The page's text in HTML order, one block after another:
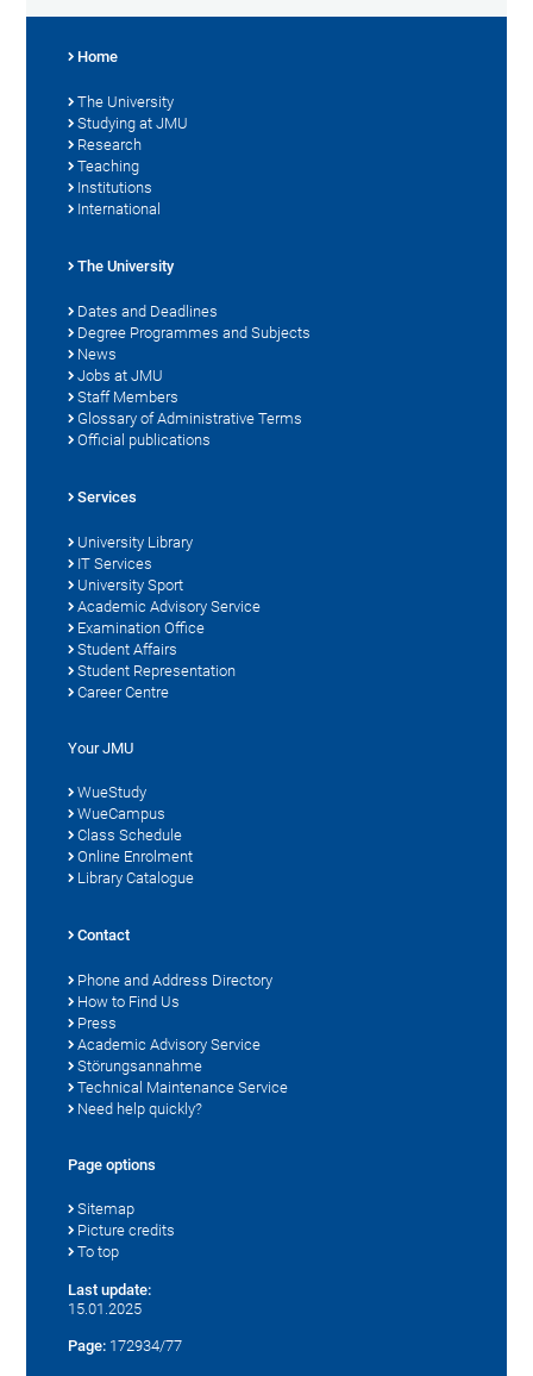
Home
The University
Studying at JMU
Research
Teaching
Institutions
International
The University
Dates and Deadlines
Degree Programmes and Subjects
News
Jobs at JMU
Staff Members
Glossary of Administrative Terms
Official publications
Services
University Library
IT Services
University Sport
Academic Advisory Service
Examination Office
Student Affairs
Student Representation
Career Centre
Your JMU
WueStudy
WueCampus
Class Schedule
Online Enrolment
Library Catalogue
Contact
Phone and Address Directory
How to Find Us
Press
Academic Advisory Service
Störungsannahme
Technical Maintenance Service
Need help quickly?
Page options
Sitemap
Picture credits
To top
Last update:
15.01.2025
Page: 172934/77